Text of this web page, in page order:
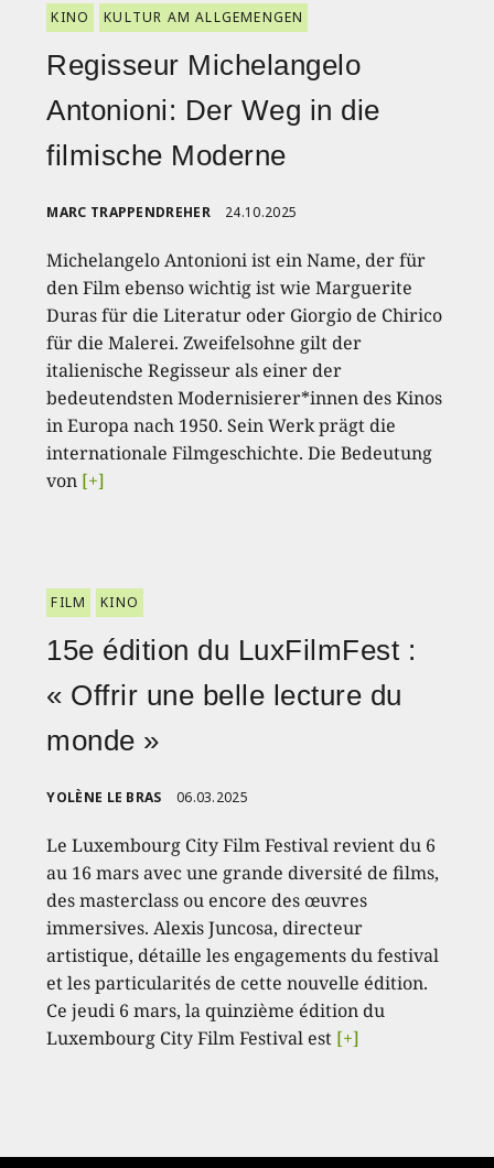
KINO KULTUR AM ALLGEMENGEN
Regisseur Michelangelo
Antonioni: Der Weg in die
filmische Moderne
MARC TRAPPENDREHER 24.10.2025
Michelangelo Antonioni ist ein Name, der für
den Film ebenso wichtig ist wie Marguerite
Duras für die Literatur oder Giorgio de Chirico
für die Malerei. Zweifelsohne gilt der
italienische Regisseur als einer der
bedeutendsten Modernisierer*innen des Kinos
in Europa nach 1950. Sein Werk prägt die
internationale Filmgeschichte. Die Bedeutung
von [+]
FILM KINO
15e édition du LuxFilmFest :
« Offrir une belle lecture du
monde »
YOLÈNE LE BRAS 06.03.2025
Le Luxembourg City Film Festival revient du 6
au 16 mars avec une grande diversité de films,
des masterclass ou encore des œuvres
immersives. Alexis Juncosa, directeur
artistique, détaille les engagements du festival
et les particularités de cette nouvelle édition.
Ce jeudi 6 mars, la quinzième édition du
Luxembourg City Film Festival est [+]